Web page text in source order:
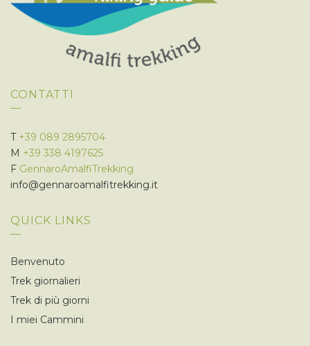
CONTATTI
T +39 089 2895704
M +39 338 4197625
F GennaroAmalfiTrekking
info@gennaroamalfitrekking.it
QUICK LINKS
Benvenuto
Trek giornalieri
Trek di più giorni
I miei Cammini